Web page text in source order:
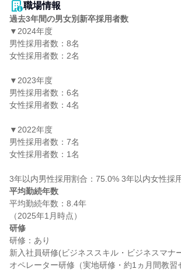
職場情報
過去3年間の男女別新卒採用者数
▼2024年度
男性採用者数：8名
女性採用者数：2名
▼2023年度
男性採用者数：6名
女性採用者数：4名
▼2022年度
男性採用者数：7名
女性採用者数：1名
平均勤続年数
平均勤続年数：8.4年
研修
研修：あり
新入社員研修(ビジネススキル・ビジネスマナ
オペレーター研修（実地研修・約1ヵ月間教習